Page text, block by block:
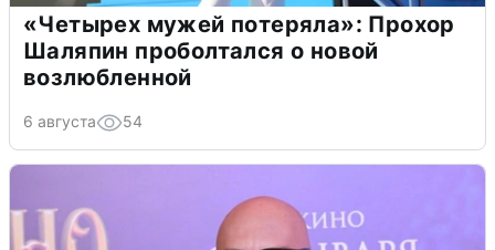
«Четырех мужей потеряла»: Прохор
Шаляпин проболтался о новой
возлюбленной
6 августа 54